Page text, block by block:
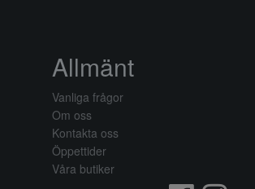
Allmänt
Vanliga frågor
Om oss
Kontakta oss
Öppettider
Våra butiker